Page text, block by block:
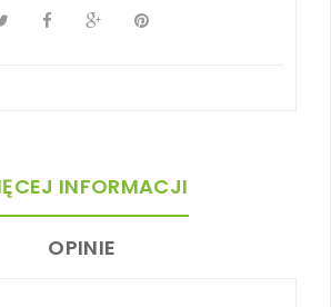
INFORMACJI
OPINIE